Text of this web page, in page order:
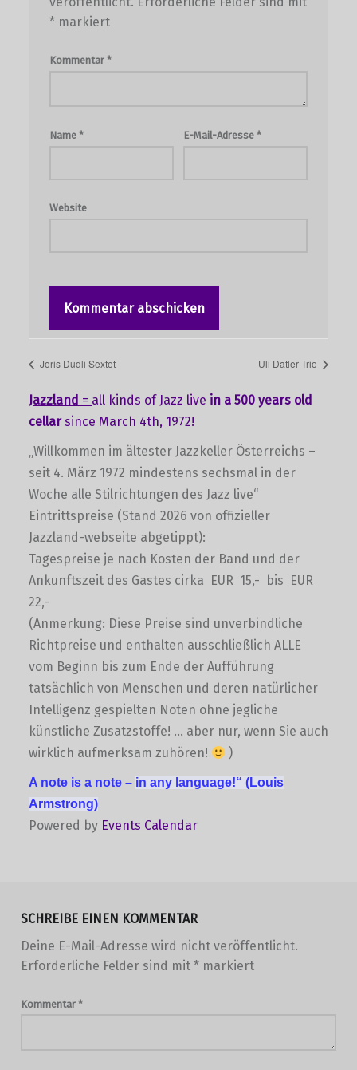
*markiert
Kommentar *
Name * E-Mail-Adresse*
Website
Joris Dudli Sextet Uli Datler Trio
Jazzland = all kinds of Jazz live in a 500 years old
cellarsince March 4th, 1972!
„Willkommen im ältester Jazzkeller Österreichs –
seit 4. März 1972 mindestens sechsmal in der
Woche alle Stilrichtungen des Jazz live“
Eintrittspreise (Stand 2026 von offizieller
Jazzland-webseite abgetippt):
Tagespreise je nach Kosten der Band und der
Ankunftszeit des Gastes cirka EUR 15,- bis EUR
22,-
(Anmerkung: Diese Preise sind unverbindliche
Richtpreise und enthalten ausschließlich ALLE
vom Beginn bis zum Ende der Aufführung
tatsächlich von Menschen und deren natürlicher
Intelligenz gespielten Noten ohne jegliche
künstliche Zusatzstoffe! … aber nur, wenn Sie auch
wirklich aufmerksam zuhören!
)
A note is a note – in any language!“ (Louis
Armstrong)
Powered by Events Calendar
SCHREIBE EINEN KOMMENTAR
Deine E-Mail-Adresse wird nicht veröffentlicht.
Erforderliche Felder sind mit *markiert
Kommentar *